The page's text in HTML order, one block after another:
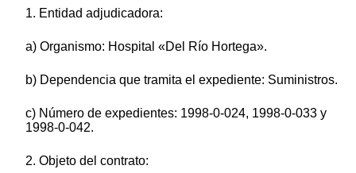
1. Entidad adjudicadora:
a) Organismo: Hospital «Del Río Hortega».
b) Dependencia que tramita el expediente: Suministros.
c) Número de expedientes: 1998-0-024, 1998-0-033 y
1998-0-042.
2. Objeto del contrato: